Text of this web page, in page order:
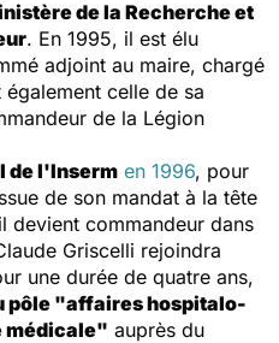
de la Recherche et
. En 1995, il est élu
adjoint au maire, chargé
celle de sa
de la Légion
de l'Inserm en 1996, pour
de son mandat à la tête
devient commandeur dans
Griscelli rejoindra
une durée de quatre ans,
pôle "affaires hospitalo-
médicale" auprès du